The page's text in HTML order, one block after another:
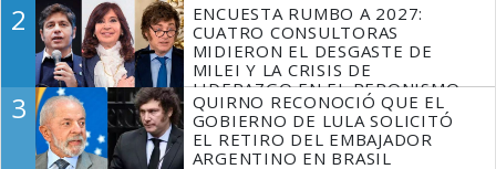
2
ENCUESTA RUMBO A 2027:
CUATRO CONSULTORAS
MIDIERON EL DESGASTE DE
MILEI Y LA CRISIS DE
LIDERAZGO EN EL PERONISMO
3
QUIRNO RECONOCIÓ QUE EL
GOBIERNO DE LULA SOLICITÓ
EL RETIRO DEL EMBAJADOR
ARGENTINO EN BRASIL